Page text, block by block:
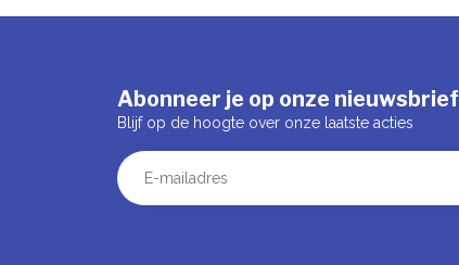
Abonneer je op onze nieuwsbrief
Blijf op de hoogte over onze laatste acties